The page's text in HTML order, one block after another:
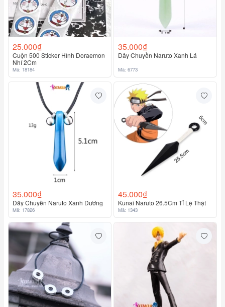
25.000₫
Cuộn 500 Sticker Hình Doraemon
Nhí 2Cm
Mã: 18184
35.000₫
Dây Chuyền Naruto Xanh Lá
Mã: 6773
35.000₫
Dây Chuyền Naruto Xanh Dương
Mã: 17826
45.000₫
Kunai Naruto 26.5Cm Tỉ Lệ Thật
Mã: 1343